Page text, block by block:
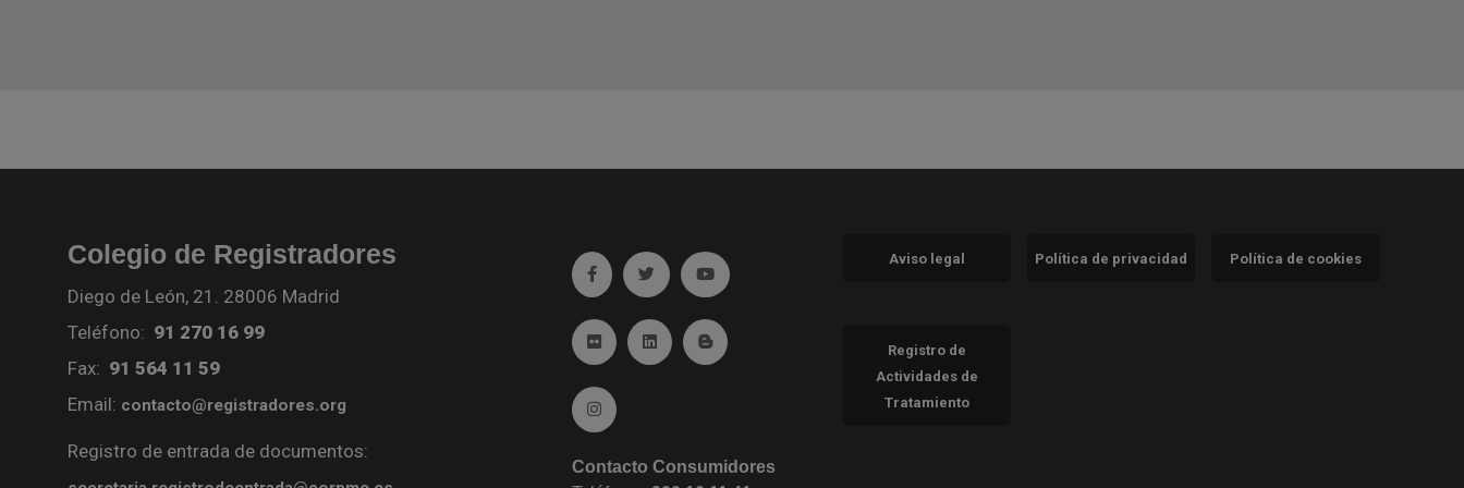
Colegio de Registradores
Diego de León, 21. 28006 Madrid
Teléfono: 91 270 16 99
Fax: 91 564 11 59
Email: contacto@registradores.org
Registro de entrada de documentos:
Ir a facebook (abre en ventana nueva)
Ir a twitter (abre en ventana nueva)
Ir a YouTube (abre en ventana nueva)
Ir a Flickr (abre en ventana nueva)
Ir a Linkedin (abre en ventana nueva)
Ir al Blog (abre en ventana nueva)
Ir a Instagram (abre en ventana nueva)
Contacto Consumidores
Aviso legal Política de privacidad Política de cookies
Registro de
Actividades de
Tratamiento